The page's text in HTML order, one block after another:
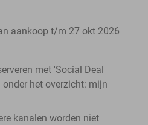
aankoop t/m 27 okt 2026
met 'Social Deal
onder het overzicht: mijn
kanalen worden niet